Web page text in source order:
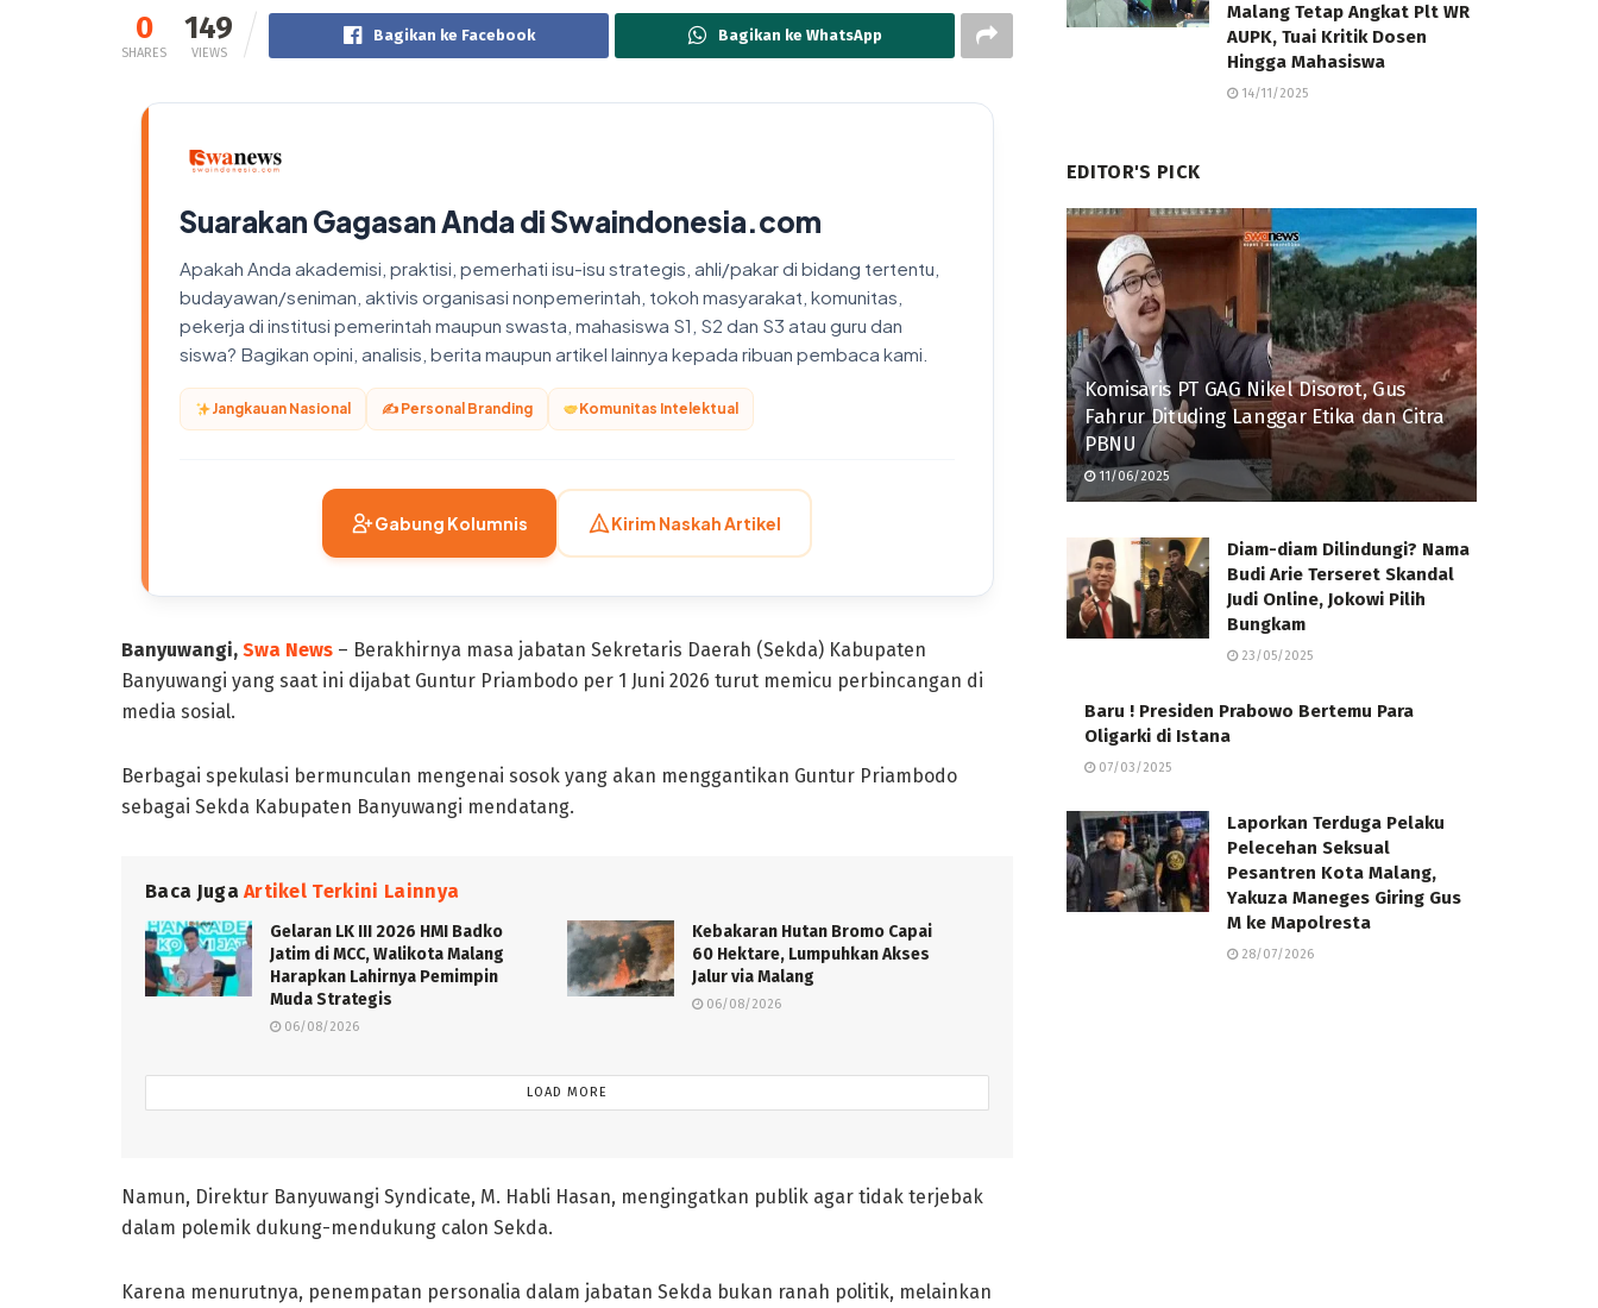
0
SHARES
149
VIEWS
Bagikan ke Facebook Bagikan ke WhatsApp
Suarakan Gagasan Anda di Swaindonesia.com
Apakah Anda akademisi, praktisi, pemerhati isu-isu strategis, ahli/pakar di bidang tertentu,
budayawan/seniman, aktivis organisasi nonpemerintah, tokoh masyarakat, komunitas,
pekerja di institusi pemerintah maupun swasta, mahasiswa S1, S2 dan S3 atau guru dan
siswa? Bagikan opini, analisis, berita maupun artikel lainnya kepada ribuan pembaca kami.
Jangkauan Nasional ✍️ Personal Branding Komunitas Intelektual
Gabung Kolumnis Kirim Naskah Artikel
Banyuwangi, Swa News – Berakhirnya masa jabatan Sekretaris Daerah (Sekda) Kabupaten
Banyuwangi yang saat ini dijabat Guntur Priambodo per 1 Juni 2026 turut memicu perbincangan di
media sosial.
Berbagai spekulasi bermunculan mengenai sosok yang akan menggantikan Guntur Priambodo
sebagai Sekda Kabupaten Banyuwangi mendatang.
Baca Juga Artikel Terkini Lainnya
Gelaran LK III 2026 HMI Badko
Jatim di MCC, Walikota Malang
Harapkan Lahirnya Pemimpin
Muda Strategis
06/08/2026
Kebakaran Hutan Bromo Capai
60 Hektare, Lumpuhkan Akses
Jalur via Malang
06/08/2026
LOAD MORE
Namun, Direktur Banyuwangi Syndicate, M. Habli Hasan, mengingatkan publik agar tidak terjebak
dalam polemik dukung-mendukung calon Sekda.
Karena menurutnya, penempatan personalia dalam jabatan Sekda bukan ranah politik, melainkan
Malang Tetap Angkat Plt WR
AUPK, Tuai Kritik Dosen
Hingga Mahasiswa
14/11/2025
EDITOR'S PICK
Komisaris PT GAG Nikel Disorot, Gus
Fahrur Dituding Langgar Etika dan Citra
PBNU
11/06/2025
Diam-diam Dilindungi? Nama
Budi Arie Terseret Skandal
Judi Online, Jokowi Pilih
Bungkam
23/05/2025
Baru ! Presiden Prabowo Bertemu Para
Oligarki di Istana
07/03/2025
Laporkan Terduga Pelaku
Pelecehan Seksual
Pesantren Kota Malang,
Yakuza Maneges Giring Gus
M ke Mapolresta
28/07/2026